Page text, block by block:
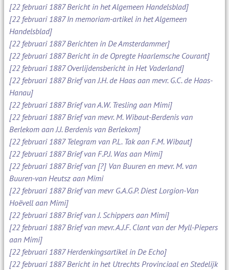
[22 februari 1887 Bericht in het Algemeen Handelsblad]
[22 februari 1887 In memoriam-artikel in het Algemeen
Handelsblad]
[22 februari 1887 Berichten in De Amsterdammer]
[22 februari 1887 Bericht in de Opregte Haarlemsche Courant]
[22 februari 1887 Overlijdensbericht in Het Vaderland]
[22 februari 1887 Brief van J.H. de Haas aan mevr. G.C. de Haas-
Hanau]
[22 februari 1887 Brief van A.W. Tresling aan Mimi]
[22 februari 1887 Brief van mevr. M. Wibaut-Berdenis van
Berlekom aan J.J. Berdenis van Berlekom]
[22 februari 1887 Telegram van P.L. Tak aan F.M. Wibaut]
[22 februari 1887 Brief van F.P.J. Was aan Mimi]
[22 februari 1887 Brief van [?] Van Buuren en mevr. M. van
Buuren-van Heutsz aan Mimi
[22 februari 1887 Brief van mevr G.A.G.P. Diest Lorgion-Van
Hoëvell aan Mimi]
[22 februari 1887 Brief van J. Schippers aan Mimi]
[22 februari 1887 Brief van mevr. A.J.F. Clant van der Myll-Piepers
aan Mimi]
[22 februari 1887 Herdenkingsartikel in De Echo]
[22 februari 1887 Bericht in het Utrechts Provinciaal en Stedelijk